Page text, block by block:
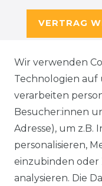
VERTRAG
SERVICE
KONTAKT
Wir verwenden
Technologien auf
verarbeiten
Besucher:innen
Adresse), um z.B.
personalisieren,
einzubinden oder
analysieren. Die